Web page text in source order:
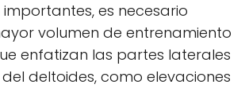
importantes, es necesario
volumen de entrenamiento
enfatizan las partes laterales
deltoides, como elevaciones